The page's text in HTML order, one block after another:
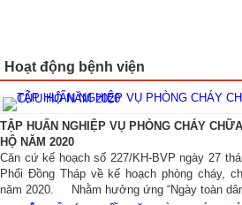
ĐĂNG KÝ KHÁM
Hình ảnh
Liên hệ
Hoạt động bệnh viện
TẬP HUẤN NGHIỆP VỤ PHÒNG CHÁY
HỘ NĂM 2020
Căn cứ kế hoạch số 227/KH-BVP ngày 27
Phổi Đồng Tháp về kế hoạch phòng cháy,
năm 2020. Nhằm hưởng ứng “Ngày toàn